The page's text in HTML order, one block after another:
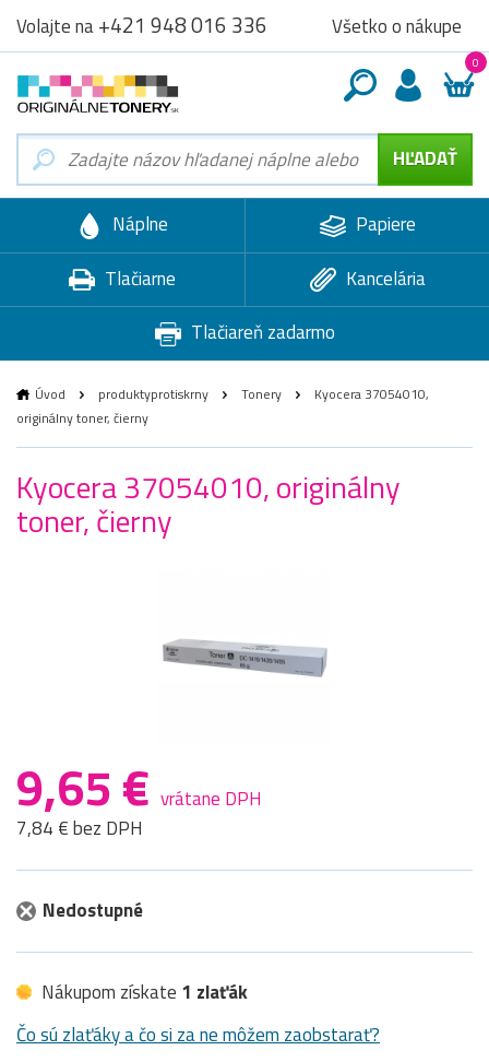
Volajte na+421 948 016 336 Všetko o nákupe
0
Náplne
Papiere
Tlačiarne
Kancelária
Tlačiareň zadarmo
Úvod produktyprotiskrny Tonery
Kyocera 37054010,
originálny toner, čierny
Kyocera 37054010, originálny
toner, čierny
9,65 € vrátane DPH
7,84 € bez DPH
Nedostupné
Nákupom získate 1 zlaťák
Čo sú zlaťáky a čo si za ne môžem zaobstarať?